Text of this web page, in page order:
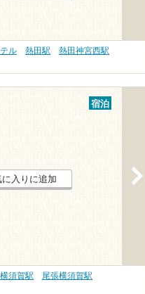
ル 熱田駅
熱田神宮西駅
宿泊
に入りに追加
須賀駅
尾張横須賀駅